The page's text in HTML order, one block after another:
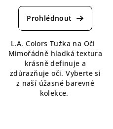
hodnocení
produktu
z
5
hvězdiček.
L.A. Colors Tužka na Oči
Mimořádně hladká textura
krásně definuje a
zdůrazňuje oči. Vyberte si
z naší úžasné barevné
kolekce.